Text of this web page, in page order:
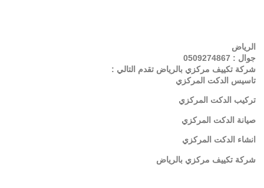
الرياض
جوال : 0509274867
شركة تكييف مركزي بالرياض تقدم التالي :
تاسيس الدكت المركزي
تركيب الدكت المركزي
صيانة الدكت المركزي
انشاء الدكت المركزي
شركة تكييف مركزي بالرياض